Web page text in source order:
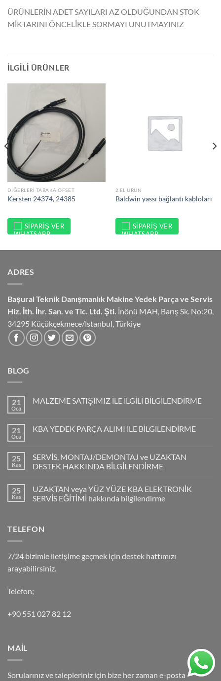
ÜRÜNLERİN ADET SAYILARI AZ OLDUĞUNDAN STOK
MİKTARINI ÖNCELİKLE SORMAYI UNUTMAYINIZ
İLGILI ÜRÜNLER
DIĞERLERI TABAKA OFSET
Kersten 24374, 24385
SIPARIŞ VER
2.EL ÜRÜN
Baldwin yassı bağlantı kabloları
SIPARIŞ VER
ADRES
Başural Teknik Danışmanlık Makine Yedek Parça ve Servis
Hiz. İth. İhr. San. ve Tic. Ltd. Şti. İnönü MAH, Barış Sk. No:20,
34295 Küçükçekmece/İstanbul, Türkiye
BLOG
21
Oca
MALZEME SATIŞIMIZ İLE İLGİLİ BİLGİLENDİRME
21
Oca
KBA YEDEK PARÇA ALIMI İLE BİLGİLENDİRME
25
Kas
SERVİS, MONTAJ/DEMONTAJ ve UZAKTAN
DESTEK HAKKINDA BİLGİLENDİRME
25
Kas
UZAKTAN veya YÜZ YÜZE KBA ELEKTRONİK
SERVİS EĞİTİMİ hakkında bilgilendirme
TELEFON
7/24 bizimle iletişime geçmek için destek hattımızı
arayabilirsiniz.
Telefon;
+90 551 027 82 12
MAİL
Sorularınız ve talepleriniz için bize her zaman e-posta